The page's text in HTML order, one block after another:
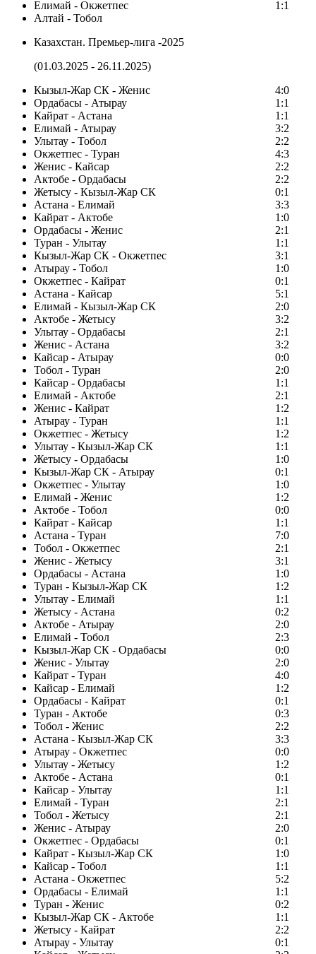
Елимай - Окжетпес
1:1
Алтай - Тобол
Казахстан. Премьер-лига -2025
(01.03.2025 - 26.11.2025)
Кызыл-Жар СК - Женис
4:0
Ордабасы - Атырау
1:1
Кайрат - Астана
1:1
Елимай - Атырау
3:2
Улытау - Тобол
2:2
Окжетпес - Туран
4:3
Женис - Кайсар
2:2
Актобе - Ордабасы
2:2
Жетысу - Кызыл-Жар СК
0:1
Астана - Елимай
3:3
Кайрат - Актобе
1:0
Ордабасы - Женис
2:1
Туран - Улытау
1:1
Кызыл-Жар СК - Окжетпес
3:1
Атырау - Тобол
1:0
Окжетпес - Кайрат
0:1
Астана - Кайсар
5:1
Елимай - Кызыл-Жар СК
2:0
Актобе - Жетысу
3:2
Улытау - Ордабасы
2:1
Женис - Астана
3:2
Кайсар - Атырау
0:0
Тобол - Туран
2:0
Кайсар - Ордабасы
1:1
Елимай - Актобе
2:1
Женис - Кайрат
1:2
Атырау - Туран
1:1
Окжетпес - Жетысу
1:2
Улытау - Кызыл-Жар СК
1:1
Жетысу - Ордабасы
1:0
Кызыл-Жар СК - Атырау
0:1
Окжетпес - Улытау
1:0
Елимай - Женис
1:2
Актобе - Тобол
0:0
Кайрат - Кайсар
1:1
Астана - Туран
7:0
Тобол - Окжетпес
2:1
Женис - Жетысу
3:1
Ордабасы - Астана
1:0
Туран - Кызыл-Жар СК
1:2
Улытау - Елимай
1:1
Жетысу - Астана
0:2
Актобе - Атырау
2:0
Елимай - Тобол
2:3
Кызыл-Жар СК - Ордабасы
0:0
Женис - Улытау
2:0
Кайрат - Туран
4:0
Кайсар - Елимай
1:2
Ордабасы - Кайрат
0:1
Туран - Актобе
0:3
Тобол - Женис
2:2
Астана - Кызыл-Жар СК
3:3
Атырау - Окжетпес
0:0
Улытау - Жетысу
1:2
Актобе - Астана
0:1
Кайсар - Улытау
1:1
Елимай - Туран
2:1
Тобол - Жетысу
2:1
Женис - Атырау
2:0
Окжетпес - Ордабасы
0:1
Кайрат - Кызыл-Жар СК
1:0
Кайсар - Тобол
1:1
Астана - Окжетпес
5:2
Ордабасы - Елимай
1:1
Туран - Женис
0:2
Кызыл-Жар СК - Актобе
1:1
Жетысу - Кайрат
2:2
Атырау - Улытау
0:1